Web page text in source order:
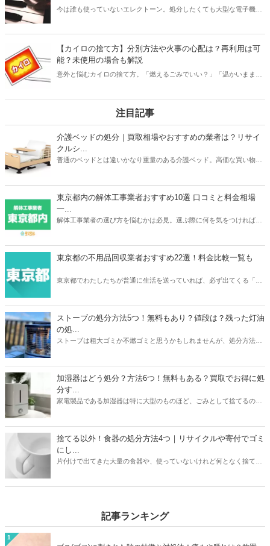
今は誰も使っていないエレクトーン。処分したくても大型な電子機器
のもためらわれます。本記事ではエレクトーンを無料もしくは売って
処分できる方法や粗大ゴミとして捨てる場合・業者に処分を依頼した
場合の処分費用の相場までを解説！あなたの家のエレクトーンはお金
に変わるかもしれないので、ぜひ最後まで読んでみてください。
【カイロの捨て方】分別方法や火事の心配は？再利用は可
能？未使用の場合も解説
意外と悩むカイロの捨て方。「燃えるごみでいい？」「温かいままや
注目記事
介護ベッドの処分｜買取相場やおすすめの業者は？リサイ
クルシ...
普通のベッドとは違いかなり重量のある介護ベッド。高価な買い物だ
相場や、おすすめの買取業者3つを紹介。リサイクルショップでの査
らいで売れるのか？確認してみてください。
東京都内の解体工事業者おすすめ10選 口コミと料金相場
一...
解体工事業者の選び方を悩むかは必見。選ぶ際に何を気をつければ良
で、しっかりと慎重に選べるよう準備しましょう。
東京都の不用品回収業者おすすめ22選！料金比較一覧も
東京都でわたしたちが普通に生活を送っていれば、必ず出てくる「不
を選ぶことで、不用品を便利でお得に処分をすることができますよ。
ストーブの処分方法5つ！無料もあり？値段は？残った灯油
の処...
ストーブは粗大ゴミか不燃ゴミと思うかもしれませんが、処分方法は
ます。また灯油の残りの処分方法も解説。ストーブと同時に処分して
おくと忘れずにすみますよ。本記事を読んであなたの家のストーブの
メーカーや状態に合わせた最もお得な処分方法を見つけましょう。
加湿器はどう処分？方法6つ！無料もある？買取でお得に処
分す...
家電製品である加湿器は特に大型のものほど、ごみとして捨てるのは
のか？ヤマダ電機などの家電量販店で引き取りはあるのか？なども解
説しています。お持ちの加湿器のメーカーや状態に合わせて、最もお
得に加湿器を処分する方法を見つけましょう。
捨てる以外！食器の処分方法4つ｜リサイクルや寄付でゴミ
にし...
片付けで出てきた大量の食器や、使っていないけれど何となく捨てに
にならず処分することができますよ。
記事ランキング
1